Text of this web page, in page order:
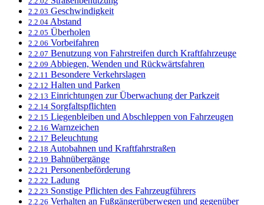
2.2.03 Geschwindigkeit
2.2.04 Abstand
2.2.05 Überholen
2.2.06 Vorbeifahren
2.2.07 Benutzung von Fahrstreifen durch Kraftfahrzeuge
2.2.09 Abbiegen, Wenden und Rückwärtsfahren
2.2.11 Besondere Verkehrslagen
2.2.12 Halten und Parken
2.2.13 Einrichtungen zur Überwachung der Parkzeit
2.2.14 Sorgfaltspflichten
2.2.15 Liegenbleiben und Abschleppen von Fahrzeugen
2.2.16 Warnzeichen
2.2.17 Beleuchtung
2.2.18 Autobahnen und Kraftfahrstraßen
2.2.19 Bahnübergänge
2.2.21 Personenbeförderung
2.2.22 Ladung
2.2.23 Sonstige Pflichten des Fahrzeugführers
2.2.26 Verhalten an Fußgängerüberwegen und gegenüber